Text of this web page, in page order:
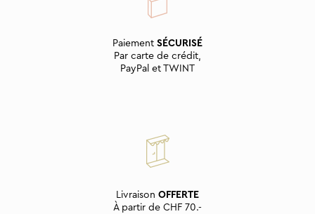
Paiement SÉCURISÉ
Par carte de crédit,
PayPal et TWINT
Livraison OFFERTE
À partir de CHF 70.-